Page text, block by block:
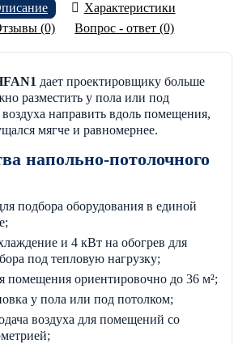
Характеристики
(0)
Вопрос - ответ (0)
дает проектировщику больше
разместить у пола или под
направить вдоль помещения,
мягче и равномернее.
напольно-потолочного
подбора оборудования в единой
и 4 кВт на обогрев для
под тепловую нагрузку;
помещения ориентировочно до 36 м²;
у пола или под потолком;
воздуха для помещений со